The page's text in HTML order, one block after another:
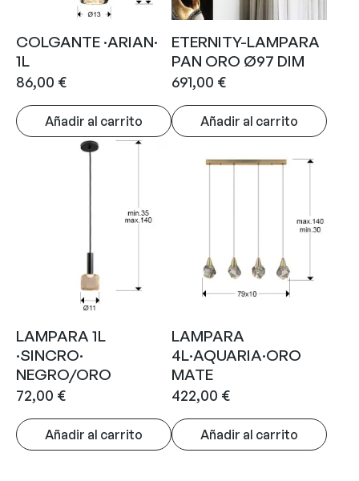
COLGANTE ·ARIAN·
1L
86,00 €
Añadir al carrito
ETERNITY-LAMPARA
PAN ORO Ø97 DIM
691,00 €
Añadir al carrito
LAMPARA 1L
·SINCRO·
NEGRO/ORO
72,00 €
Añadir al carrito
LAMPARA
4L·AQUARIA·ORO
MATE
422,00 €
Añadir al carrito